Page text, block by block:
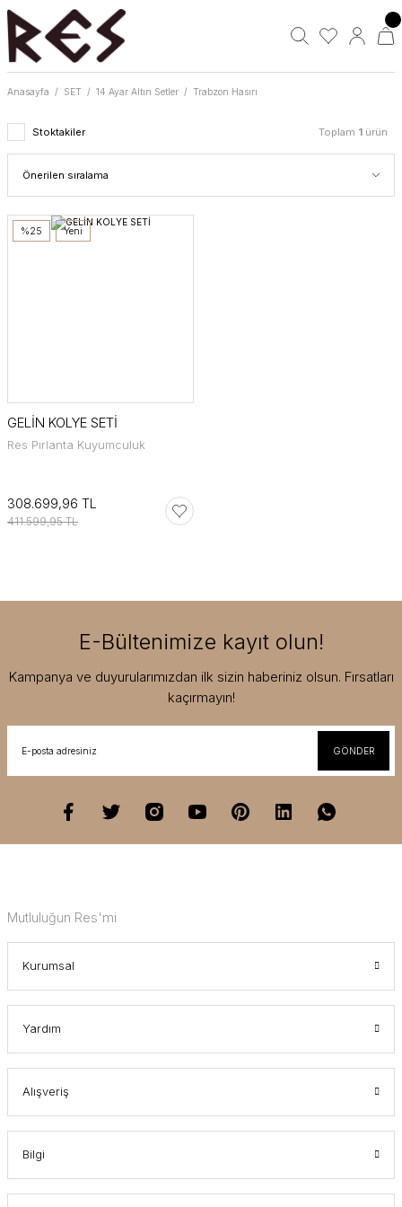
Anasayfa SET 14 Ayar Altın Setler Trabzon Hasırı
Stoktakiler Toplam 1 ürün
%25 Yeni
GELİN KOLYE SETİ
Res Pırlanta Kuyumculuk
308.699,96 TL
411.599,95 TL
E-Bültenimize kayıt olun!
Kampanya ve duyurularımızdan ilk sizin haberiniz olsun. Fırsatları
kaçırmayın!
GÖNDER
Mutluluğun Res'mi
Kurumsal
Yardım
Alışveriş
Bilgi